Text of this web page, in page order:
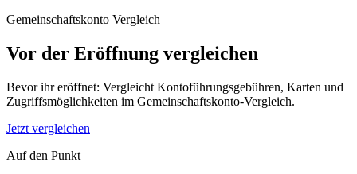
Gemeinschaftskonto Vergleich
Vor der Eröffnung vergleichen
Bevor ihr eröffnet: Vergleicht Kontoführungsgebühren, Karten und
Zugriffsmöglichkeiten im Gemeinschaftskonto-Vergleich.
Jetzt vergleichen
Auf den Punkt